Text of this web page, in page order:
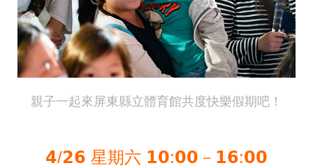
親子一起來屏東縣立體育館共度快樂假期吧！
𝟰/𝟮𝟲 星期六 𝟭𝟬:𝟬𝟬－𝟭𝟲:𝟬𝟬